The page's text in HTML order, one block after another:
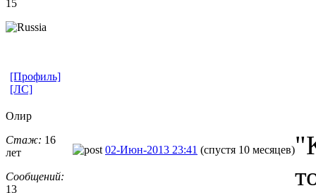
15
[Профиль]
[ЛС]
Олир
Стаж: 16
лет
Сообщений:
13
02-Июн-2013 23:41 (спустя 10 месяцев)